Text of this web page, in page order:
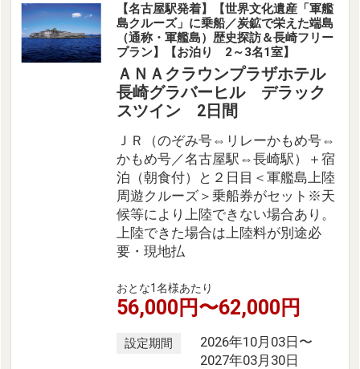
【名古屋駅発着】【世界文化遺産「軍艦
島クルーズ」に乗船／炭鉱で栄えた端島
（通称・軍艦島）歴史探訪＆長崎フリー
プラン】【お泊り 2～3名1室】
ＡＮＡクラウンプラザホテル
長崎グラバーヒル デラック
スツイン 2日間
ＪＲ（のぞみ号⇔リレーかもめ号⇔
かもめ号／名古屋駅⇔長崎駅）＋宿
泊（朝食付）と２日目＜軍艦島上陸
周遊クルーズ＞乗船券がセット※天
候等により上陸できない場合あり。
上陸できた場合は上陸料が別途必
要・現地払
おとな1名様あたり
56,000円〜62,000円
設定期間
2026年10月03日〜
2027年03月30日